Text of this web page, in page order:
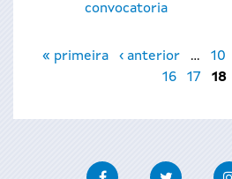
convocatoria
Páxinas
« primeira ‹ anterior … 10
16
17 18
FacebookTwitter